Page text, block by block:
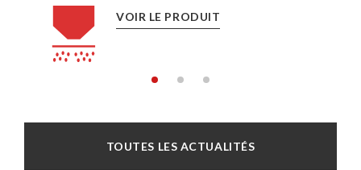
VOIR LE PRODUIT
TOUTES LES ACTUALITÉS